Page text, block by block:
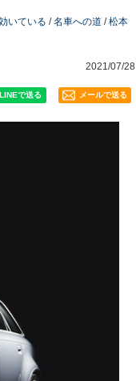
いている /名車への道 /松本
2021/07/28
メールで送る